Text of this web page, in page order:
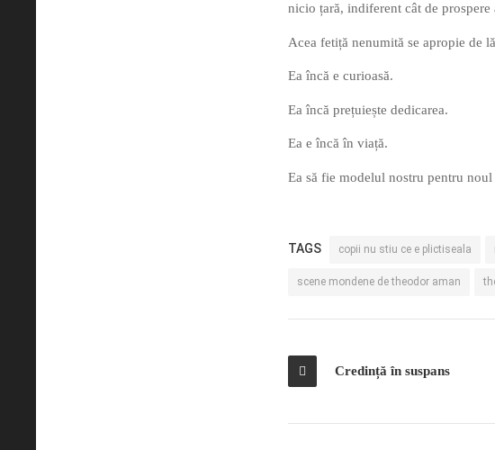
nicio țară, indiferent cât de prospere
Acea fetiță nenumită se apropie de
Ea încă e curioasă.
Ea încă prețuiește dedicarea.
Ea e încă în viață.
Ea să fie modelul nostru pentru
TAGS copii nu stiu ce e plictiseala
scene mondene de theodor aman
Credință în suspans